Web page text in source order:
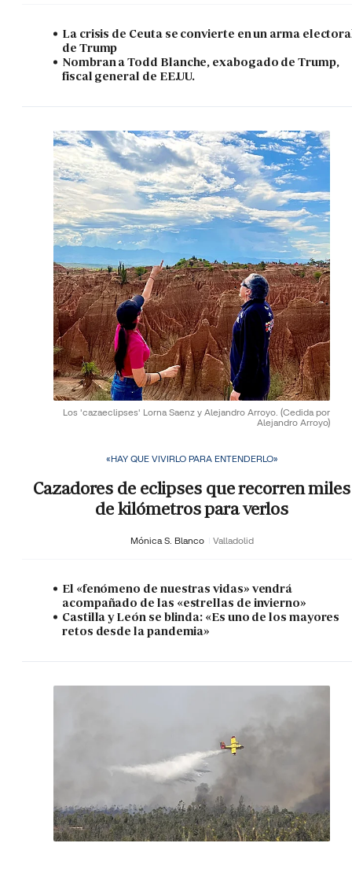
La crisis de Ceuta se convierte en un arma
de Trump
Nombran a Todd Blanche, exabogado de Trump,
fiscal general de EE.UU.
Los 'cazaeclipses' Lorna Saenz y Alejandro Arroyo. (Cedida por
Alejandro Arroyo)
«HAY QUE VIVIRLO PARA ENTENDERLO»
Cazadores de eclipses que recorren miles
de kilómetros para verlos
Mónica S. Blanco Valladolid
El «fenómeno de nuestras vidas» vendrá
acompañado de las «estrellas de invierno»
Castilla y León se blinda: «Es uno de los mayores
retos desde la pandemia»